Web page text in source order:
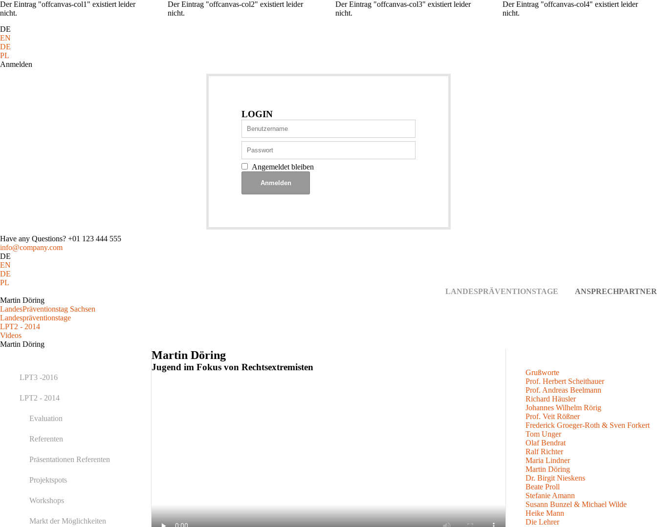
Der Eintrag "offcanvas-col1" existiert leider
nicht.
Der Eintrag "offcanvas-col2" existiert leider
nicht.
Der Eintrag "offcanvas-col3" existiert leider
nicht.
Der Eintrag "offcanvas-col4" existiert leider
nicht.
DE
EN
DE
PL
Anmelden
LOGIN
Angemeldet bleiben
Have any Questions? +01 123 444 555
info@company.com
DE
EN
DE
PL
LANDESPRÄVENTIONSTAGE
ANSPRECHPARTNER
Martin Döring
LandesPräventionstag Sachsen
Landespräventionstage
LPT2 - 2014
Videos
Martin Döring
Martin Döring
Jugend im Fokus von Rechtsextremisten
LPT3 -2016
LPT2 - 2014
Evaluation
Referenten
Präsentationen Referenten
Projektspots
Workshops
Markt der Möglichkeiten
Grußworte
Prof. Herbert Scheithauer
Prof. Andreas Beelmann
Richard Häusler
Johannes Wilhelm Rörig
Prof. Veit Rößner
Frederick Groeger-Roth & Sven Forkert
Tom Unger
Olaf Bendrat
Ralf Richter
Maria Lindner
Martin Döring
Dr. Birgit Nieskens
Beate Proll
Stefanie Amann
Susann Bunzel & Michael Wilde
Heike Mann
Die Lehrer